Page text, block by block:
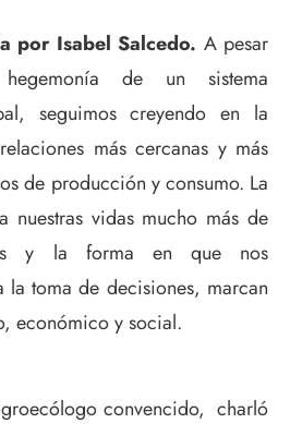
por Isabel Salcedo. A pesar
de un sistema
seguimos creyendo en la
más cercanas y más
de producción y consumo. La
nuestras vidas mucho más de
y la forma en que nos
la toma de decisiones, marcan
económico y social.
convencido, charló